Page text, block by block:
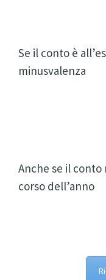
Se il conto è
minusvalenza
Anche se il
corso dell’anno